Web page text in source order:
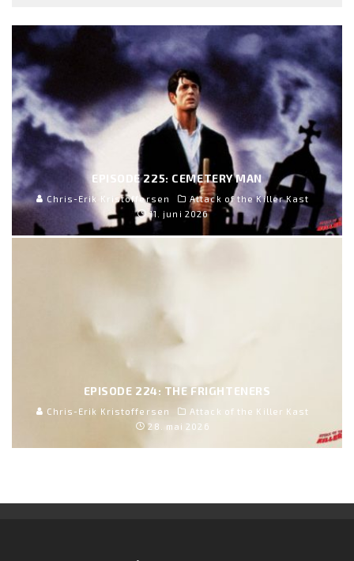
EPISODE 225: CEMETERY MAN
Chris-Erik Kristoffersen
Attack of the Killer Kast
11. juni 2026
EPISODE 224: THE FRIGHTENERS
Chris-Erik Kristoffersen
Attack of the Killer Kast
28. mai 2026